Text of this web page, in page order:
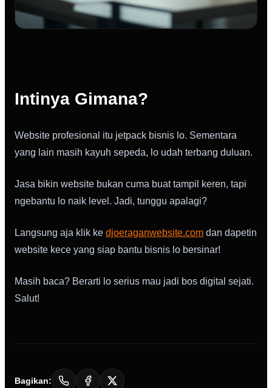
Intinya Gimana?
Website profesional itu jetpack bisnis lo. Sementara
yang lain masih kayuh sepeda, lo udah terbang duluan.
Jasa bikin website bukan cuma buat tampil keren, tapi
ngebantu lo naik level. Jadi, tunggu apalagi?
Langsung aja klik ke djoeraganwebsite.com dan dapetin
website kece yang siap bantu bisnis lo bersinar!
Masih baca? Berarti lo serius mau jadi bos digital sejati.
Salut!
Bagikan: